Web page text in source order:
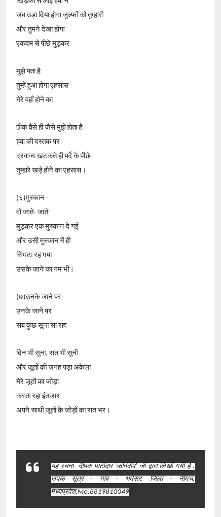
जब उड़ा दिया होगा जुल्फों को तुम्हारी
और तुमने देखा होगा
एकदम से पीछे मुड़कर
मुझे पता है
तुम्हें हुआ होगा एहसास
मेरे वहाँ होने का
ठीक वैसे ही जैसे मुझे होता है
हवा की दस्तक पर
दरवाजा खटकते ही पर्दे के पीछे
तुम्हारे खड़े होने का एहसास।
(६)मुस्कान -
वो जाते- जाते
मुड़कर एक मुस्कान दे गई
और उसी मुस्कान में ही
सिमटा रह गया
उसके जाने का गम भी।
(७)उनके जाने पर -
उनके जाने पर
सब कुछ सूना सा रहा
दिन भी सूना, रात भी सूनी
और जूतों की जगह पड़ा अकेला
मेरे जूतों का जोड़ा
करता रहा इंतजार
अपने साथी जूतों के जोड़ों का रात भर।
यह रचना दीपक पाटीदार 'कविदीप' जी द्वारा लिखी गयी है .
संपर्क सूत्र -
गांव - भमेसर, जिला - नीमच,
मध्यप्रदेश,Mo.8819810049